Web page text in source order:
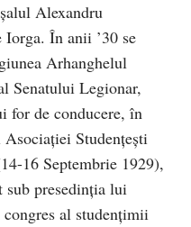
Alexandru
În anii ’30 se
Arhanghelul
Senatului Legionar,
for de conducere, în
Studențești
16 Septembrie 1929),
sub presedinția lui
al studențimii